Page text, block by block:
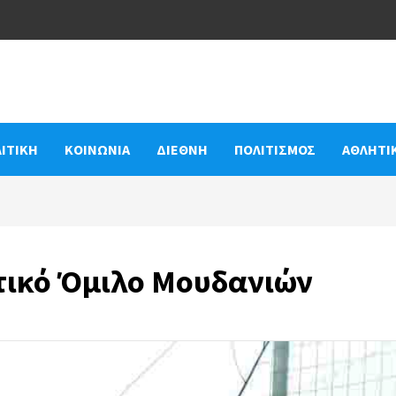
ΚΟΙΝΩΝΙΑ ΔΙΕΘΝΗ ΠΟΛΙΤΙΣΜΟΣ
Όμιλο Μουδανιών